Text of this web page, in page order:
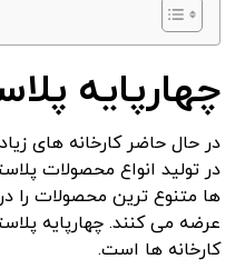
چهارپایه
در حال حاضر کارخانه های
در تولید انواع محصولات
ها متنوع ترین محصولات را
عرضه می کنند. چهارپایه
کارخانه ها است.